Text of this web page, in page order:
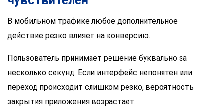
В мобильном трафике любое дополнительное
действие резко влияет на конверсию.
Пользователь принимает решение буквально за
несколько секунд. Если интерфейс непонятен или
переход происходит слишком резко, вероятность
закрытия приложения возрастает.